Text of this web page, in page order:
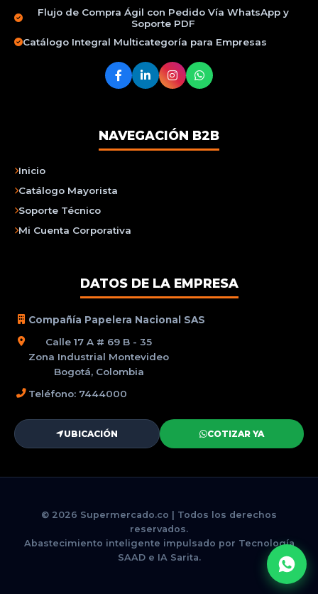
Flujo de Compra Ágil con Pedido Vía WhatsApp y
Soporte PDF
Catálogo Integral Multicategoría para Empresas
NAVEGACIÓN B2B
Inicio
Catálogo Mayorista
Soporte Técnico
Mi Cuenta Corporativa
DATOS DE LA EMPRESA
Compañía Papelera Nacional SAS
Calle 17 A # 69 B - 35
Zona Industrial Montevideo
Bogotá, Colombia
Teléfono: 7444000
UBICACIÓN COTIZAR YA
© 2026 Supermercado.co | Todos los derechos
reservados.
Abastecimiento inteligente impulsado por Tecnología
SAAD e IA Sarita.